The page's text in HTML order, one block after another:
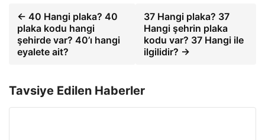
← 40 Hangi plaka? 40
plaka kodu hangi
şehirde var? 40’ı hangi
eyalete ait?
37 Hangi plaka? 37
Hangi şehrin plaka
kodu var? 37 Hangi ile
ilgilidir? →
Tavsiye Edilen Haberler